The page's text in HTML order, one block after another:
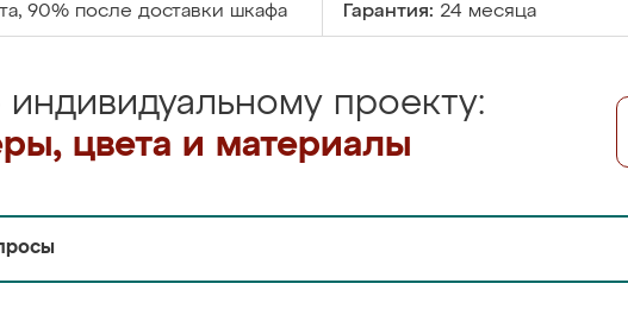
90% после доставки шкафа Гарантия: 24 месяца
проекту:
цвета и материалы